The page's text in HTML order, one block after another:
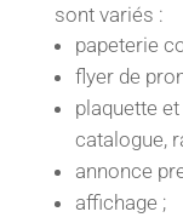
sont variés :
papeterie
flyer de
plaquette
catalogue,
annonce
affichage ;